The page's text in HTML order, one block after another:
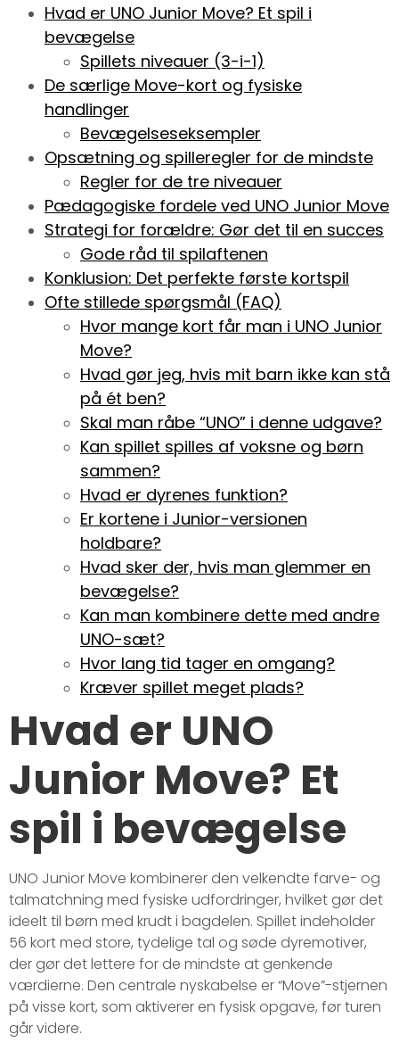
Hvad er UNO Junior Move? Et spil i
bevægelse
Spillets niveauer (3-i-1)
De særlige Move-kort og fysiske
handlinger
Bevægelseseksempler
Opsætning og spilleregler for de mindste
Regler for de tre niveauer
Pædagogiske fordele ved UNO Junior Move
Strategi for forældre: Gør det til en succes
Gode råd til spilaftenen
Konklusion: Det perfekte første kortspil
Ofte stillede spørgsmål (FAQ)
Hvor mange kort får man i UNO Junior
Move?
Hvad gør jeg, hvis mit barn ikke kan stå
på ét ben?
Skal man råbe “UNO” i denne udgave?
Kan spillet spilles af voksne og børn
sammen?
Hvad er dyrenes funktion?
Er kortene i Junior-versionen
holdbare?
Hvad sker der, hvis man glemmer en
bevægelse?
Kan man kombinere dette med andre
UNO-sæt?
Hvor lang tid tager en omgang?
Kræver spillet meget plads?
Hvad er UNO
Junior Move? Et
spil i bevægelse
UNO Junior Move kombinerer den velkendte farve- og
talmatchning med fysiske udfordringer, hvilket gør det
ideelt til børn med krudt i bagdelen. Spillet indeholder
56 kort med store, tydelige tal og søde dyremotiver,
der gør det lettere for de mindste at genkende
værdierne. Den centrale nyskabelse er “Move”-stjernen
på visse kort, som aktiverer en fysisk opgave, før turen
går videre.